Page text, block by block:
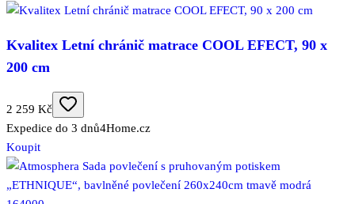
Kvalitex Letní chránič matrace COOL EFECT, 90 x
200 cm
2 259 Kč
Expedice do 3 dnů4Home.cz
Koupit